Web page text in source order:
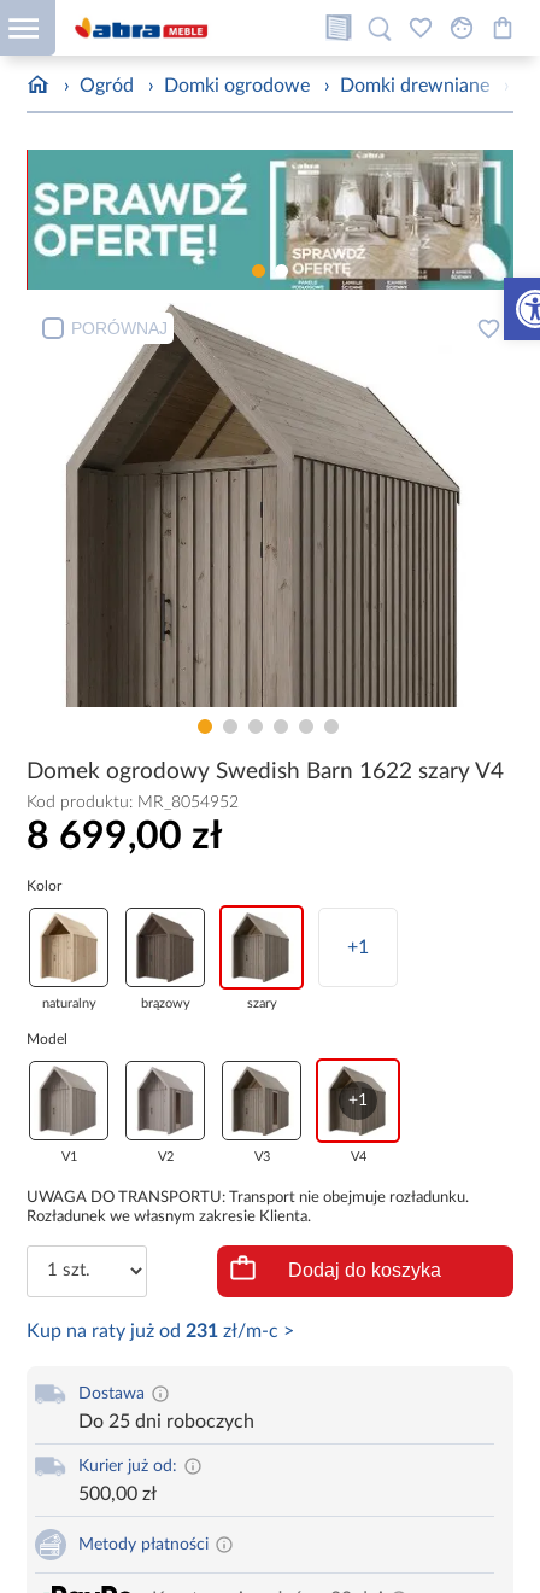
› Ogród › Domki ogrodowe › Domki drewniane ›
PORÓWNAJ
Domek ogrodowy Swedish Barn 1622 szary V4
Kod produktu: MR_8054952
8 699,00 zł
Kolor
naturalny brązowy szary
+1
Model
V1 V2 V3
+1
V4
UWAGA DO TRANSPORTU: Transport nie obejmuje rozładunku.
Rozładunek we własnym zakresie Klienta.
Dodaj do koszyka
Kup na raty już od 231 zł/m-c >
Dostawa
Do 25 dni roboczych
Kurier już od:
500,00 zł
Metody płatności